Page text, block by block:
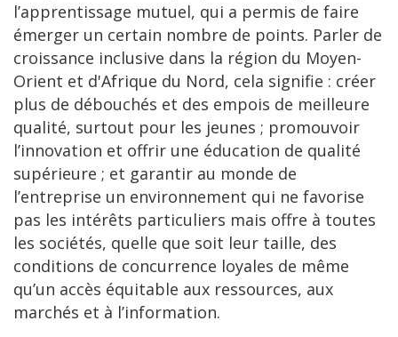
l’apprentissage mutuel, qui a permis de faire
émerger un certain nombre de points. Parler de
croissance inclusive dans la région du Moyen-
Orient et d'Afrique du Nord, cela signifie : créer
plus de débouchés et des empois de meilleure
qualité, surtout pour les jeunes ; promouvoir
l’innovation et offrir une éducation de qualité
supérieure ; et garantir au monde de
l’entreprise un environnement qui ne favorise
pas les intérêts particuliers mais offre à toutes
les sociétés, quelle que soit leur taille, des
conditions de concurrence loyales de même
qu’un accès équitable aux ressources, aux
marchés et à l’information.